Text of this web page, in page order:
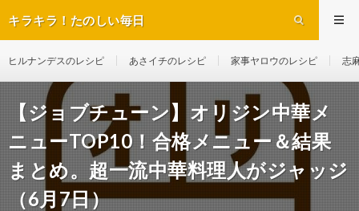
キラキラ！たのしい毎日
ヒルナンデスのレシピ あさイチのレシピ 家事ヤロウのレシピ 志
【ジョブチューン】オリジン中華メ
ニューTOP10！合格メニュー＆結果
まとめ。超一流中華料理人がジャッジ
（6月7日）